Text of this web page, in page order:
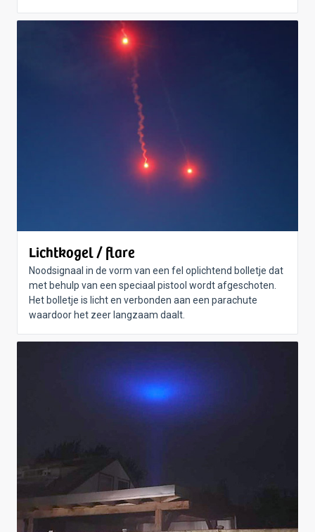
Lichtkogel / flare
Noodsignaal in de vorm van een fel oplichtend bolletje dat
met behulp van een speciaal pistool wordt afgeschoten.
Het bolletje is licht en verbonden aan een parachute
waardoor het zeer langzaam daalt.